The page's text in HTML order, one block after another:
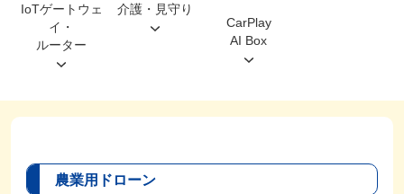
IoTゲートウェ
イ・
ルーター
介護・見守り
CarPlay
AI Box
農業用ドローン